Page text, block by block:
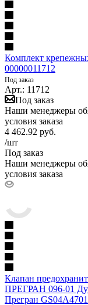
Комплект
00000011712
Под заказ
Арт.: 11712
Под заказ
Наши менеджеры
условия заказа
4 462.92 руб.
/шт
Под заказ
Наши менеджеры
условия заказа
Клапан
ПРЕГРАН 096-01
Прегран